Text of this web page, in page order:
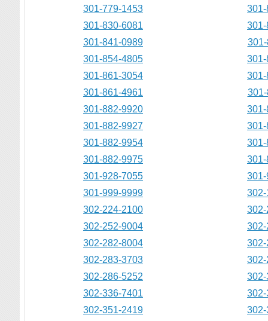
301-779-1453
301-830-6081
301-841-0989
301-854-4805
301-861-3054
301-861-4961
301-882-9920
301-882-9927
301-882-9954
301-882-9975
301-928-7055
301-999-9999
302-224-2100
302-252-9004
302-282-8004
302-283-3703
302-286-5252
302-336-7401
302-351-2419